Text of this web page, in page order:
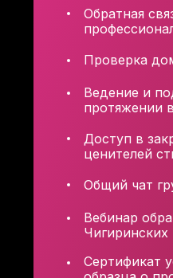
Обратная
Ведение и
протяжении
Общий чат
Сертификат
Проверка
Доступ в
ценителей
Вебинар
Чигиринских